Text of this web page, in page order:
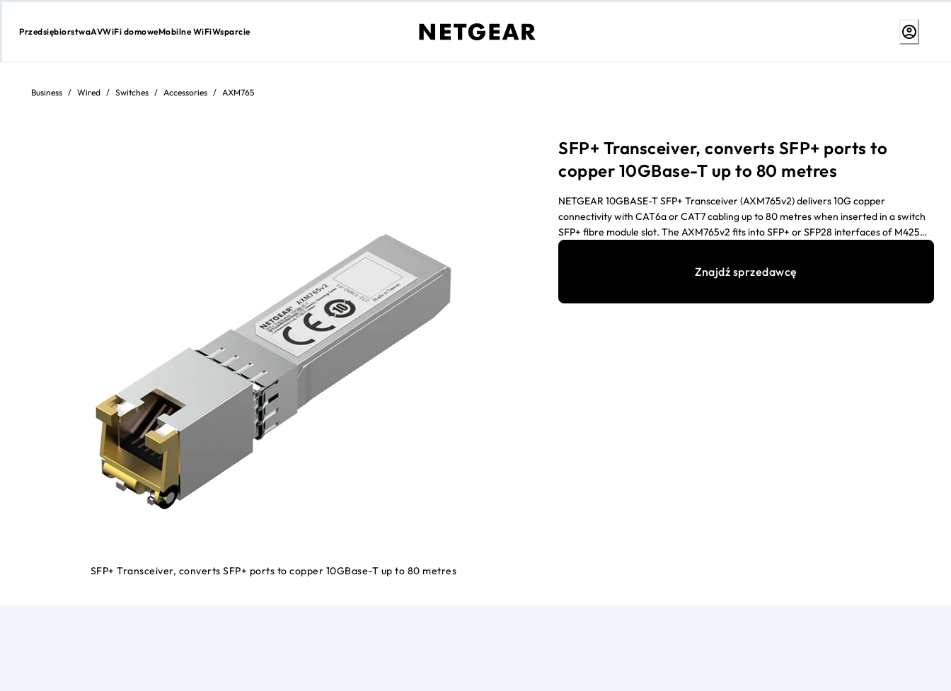
Przejdź
PrzedsiębiorstwaAVWiFi domoweMobilne WiFiWsparcie
Business / Wired / Switches / Accessories / AXM765
SFP+ Transceiver, converts SFP+ ports to
copper 10GBase-T up to 80 metres
SFP+ Transceiver, converts SFP+ ports to copper 10GBase-T up to 80 metres
NETGEAR 10GBASE-T SFP+ Transceiver (AXM765v2) delivers 10G copper
connectivity with CAT6a or CAT7 cabling up to 80 metres when inserted in a switch
SFP+ fibre module slot. The AXM765v2 fits into SFP+ or SFP28 interfaces of M4250,
M4300, and M4500 Managed Switches.
Znajdź sprzedawcę